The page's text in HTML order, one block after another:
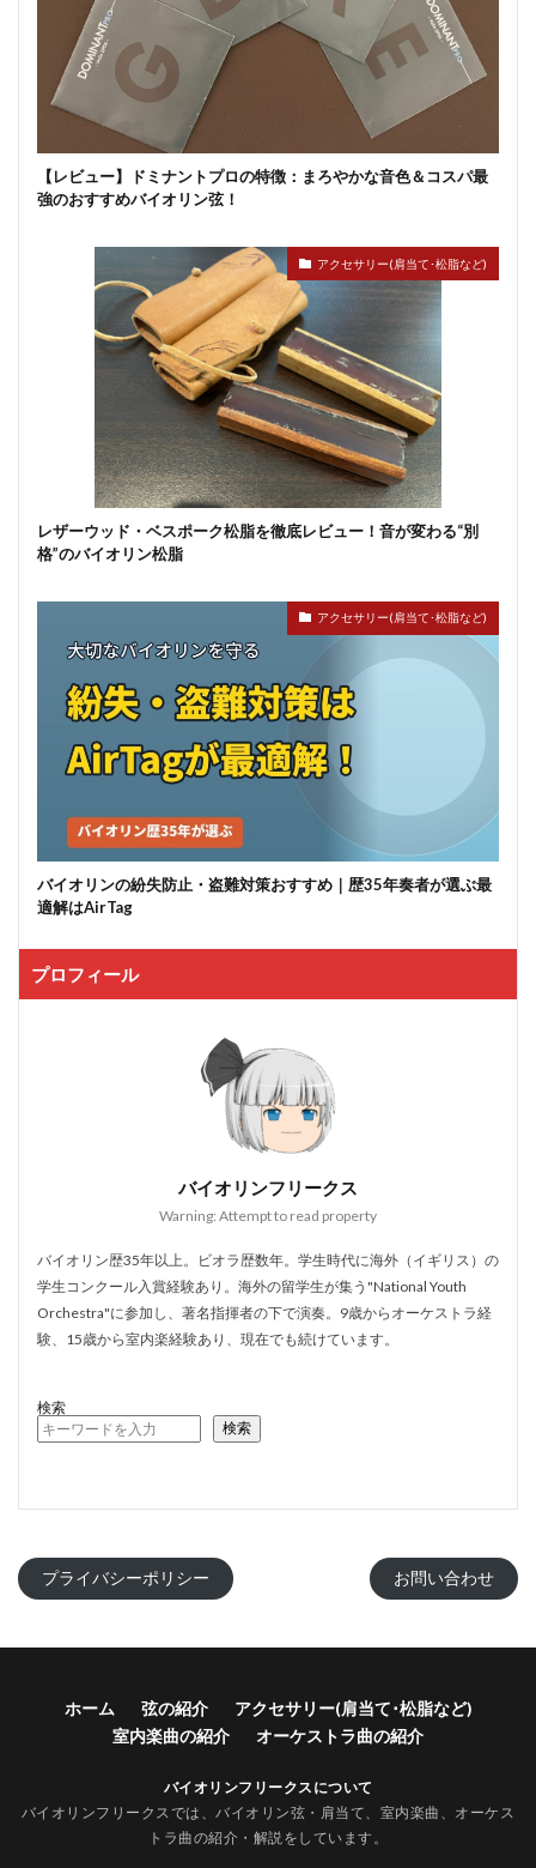
【レビュー】ドミナントプロの特徴：まろやかな音色＆コスパ最
強のおすすめバイオリン弦！
アクセサリー(肩当て･松脂など)
レザーウッド・ベスポーク松脂を徹底レビュー！音が変わる“別
格”のバイオリン松脂
アクセサリー(肩当て･松脂など)
バイオリンの紛失防止・盗難対策おすすめ｜歴35年奏者が選ぶ最
適解はAirTag
プロフィール
バイオリンフリークス
Warning: Attempt to read property
バイオリン歴35年以上。ビオラ歴数年。学生時代に海外（イギリス）の
学生コンクール入賞経験あり。海外の留学生が集う"National Youth
Orchestra"に参加し、著名指揮者の下で演奏。9歳からオーケストラ経
験、15歳から室内楽経験あり、現在でも続けています。
検索
検索
プライバシーポリシー お問い合わせ
ホーム 弦の紹介
アクセサリー(肩当て･松脂など)
室内楽曲の紹介
オーケストラ曲の紹介
バイオリンフリークスについて
バイオリンフリークスでは、バイオリン弦・肩当て、室内楽曲、オーケス
トラ曲の紹介・解説をしています。